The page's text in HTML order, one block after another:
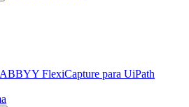
FlexiCapture para UiPath